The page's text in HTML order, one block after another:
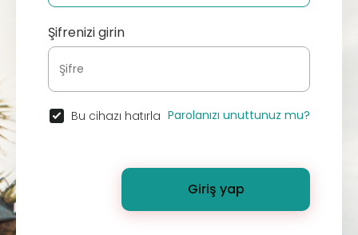
Şifrenizi girin
Bu cihazı hatırla Parolanızı unuttunuz mu?
Giriş yap